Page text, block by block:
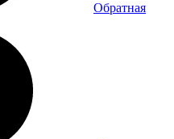
Обратная